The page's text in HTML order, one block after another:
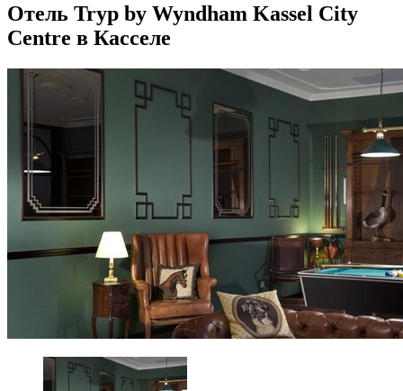
Отель Tryp by Wyndham Kassel City
Centre в Касселе